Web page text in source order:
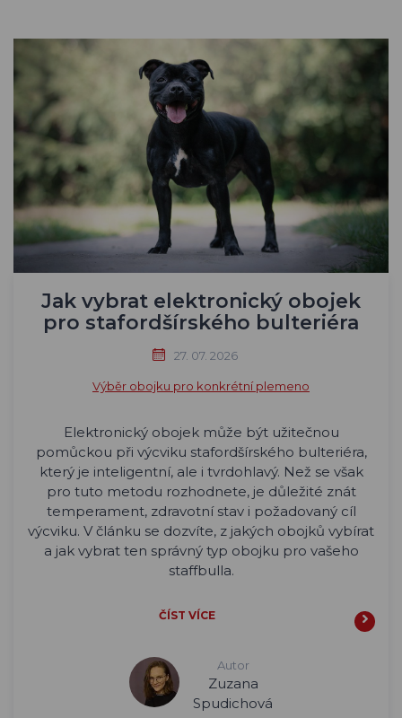
Jak vybrat elektronický obojek
pro stafordšírského bulteriéra
27. 07. 2026
Výběr obojku pro konkrétní plemeno
Elektronický obojek může být užitečnou
pomůckou při výcviku stafordšírského bulteriéra,
který je inteligentní, ale i tvrdohlavý. Než se však
pro tuto metodu rozhodnete, je důležité znát
temperament, zdravotní stav i požadovaný cíl
výcviku. V článku se dozvíte, z jakých obojků vybírat
a jak vybrat ten správný typ obojku pro vašeho
staffbulla.
ČÍST VÍCE
Autor
Zuzana
Spudichová